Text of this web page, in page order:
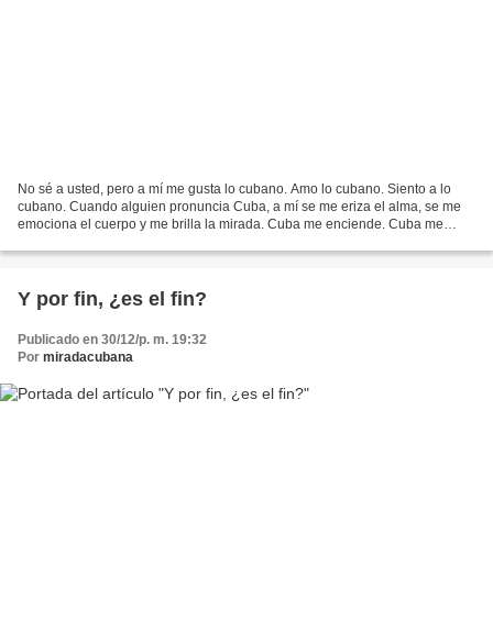
No sé a usted, pero a mí me gusta lo cubano. Amo lo cubano. Siento a lo
cubano. Cuando alguien pronuncia Cuba, a mí se me eriza el alma, se me
emociona el cuerpo y me brilla la mirada. Cuba me enciende. Cuba me
Y por fin, ¿es el fin?
Publicado en 30/12/p. m. 19:32
Por miradacubana